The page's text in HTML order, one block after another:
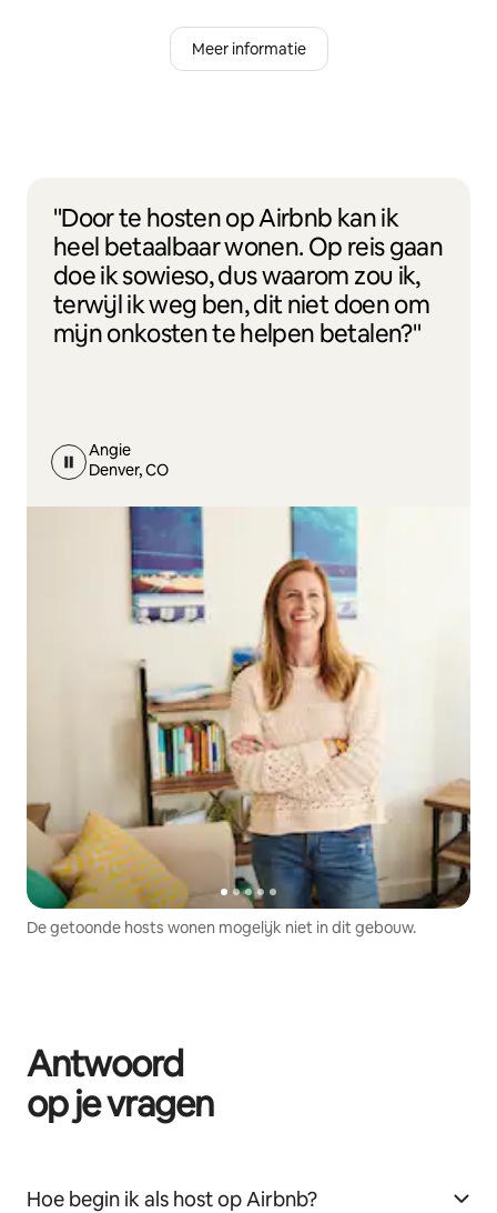
Meer informatie
"Door te hosten op Airbnb kan ik
heel betaalbaar wonen. Op reis gaan
doe ik sowieso, dus waarom zou ik,
terwijl ik weg ben, dit niet doen om
mijn onkosten te helpen betalen?"
Angie
Denver, CO
De getoonde hosts wonen mogelijk niet in dit gebouw.
Antwoord
op je vragen
Hoe begin ik als host op Airbnb?